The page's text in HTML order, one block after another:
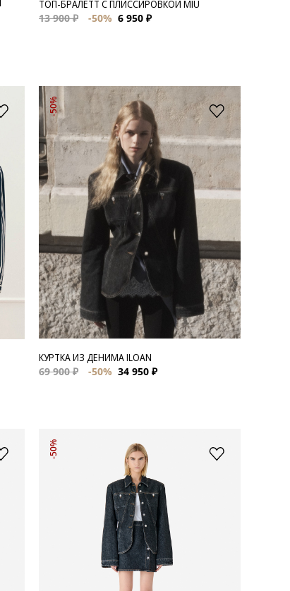
ТОП-БРАЛЕТТ С ПЛИССИРОВКОЙ MIU
13 900 ₽
-50% 6 950 ₽
-50%
КУРТКА ИЗ ДЕНИМА ILOAN
69 900 ₽
-50% 34 950 ₽
-50%